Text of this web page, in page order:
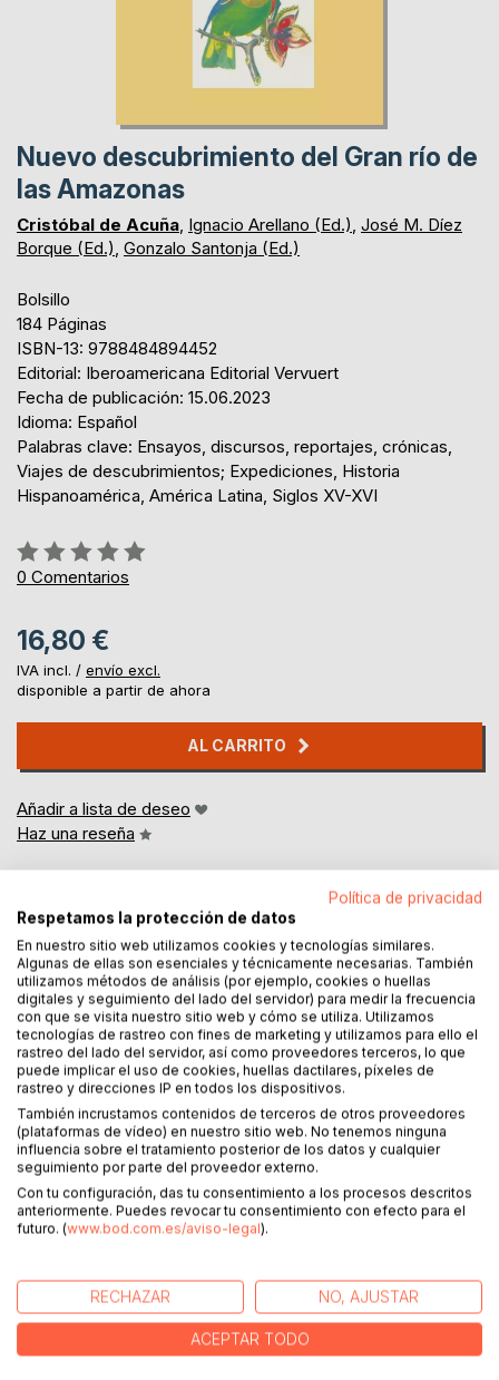
Nuevo descubrimiento del Gran río de
las Amazonas
Cristóbal de Acuña, Ignacio Arellano (Ed.), José M. Díez
Borque (Ed.), Gonzalo Santonja (Ed.)
Bolsillo
184 Páginas
ISBN-13: 9788484894452
Editorial: Iberoamericana Editorial Vervuert
Fecha de publicación: 15.06.2023
Idioma: Español
Palabras clave: Ensayos, discursos, reportajes, crónicas,
Viajes de descubrimientos; Expediciones, Historia
Hispanoamérica, América Latina, Siglos XV-XVI
Rating:
0%
0 Comentarios
16,80 €
IVA incl. / envío excl.
disponible a partir de ahora
AL CARRITO
Añadir a lista de deseo
Haz una reseña
DESCRIPCIÓN
En la historia de los escritores de Indias, punto de partida y
piedra de toque de la literatura hispanoamericana, ocupa un
lugar ciertamente destacado el jesuita burgalés Cristóbal
de Acuña (1597-Lima, 1675) quien se forjó un sitio de
privilegio como cronista minucioso y exacto de la
exuberancia del Amazonas, el reino de lo infinito, empresa
mucho más que excesiva y en los límites del imposible.
Política de privacidad
Respetamos la protección de datos
En nuestro sitio web utilizamos cookies y tecnologías similares.
Algunas de ellas son esenciales y técnicamente necesarias. También
utilizamos métodos de análisis (por ejemplo, cookies o huellas
digitales y seguimiento del lado del servidor) para medir la frecuencia
con que se visita nuestro sitio web y cómo se utiliza. Utilizamos
tecnologías de rastreo con fines de marketing y utilizamos para ello el
rastreo del lado del servidor, así como proveedores terceros, lo que
puede implicar el uso de cookies, huellas dactilares, píxeles de
rastreo y direcciones IP en todos los dispositivos.
También incrustamos contenidos de terceros de otros proveedores
(plataformas de vídeo) en nuestro sitio web. No tenemos ninguna
influencia sobre el tratamiento posterior de los datos y cualquier
seguimiento por parte del proveedor externo.
Con tu configuración, das tu consentimiento a los procesos descritos
anteriormente. Puedes revocar tu consentimiento con efecto para el
futuro. (www.bod.com.es/aviso-legal).
RECHAZAR NO, AJUSTAR
ACEPTAR TODO